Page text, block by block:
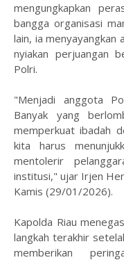
mengungkapkan
bangga organisasi
lain, ia menyayangkan
nyiakan perjuangan
Polri.
"Menjadi anggota
Banyak yang
memperkuat ibadah
kita harus
mentolerir
institusi," ujar Irjen
Kamis (29/01/2026).
Kapolda Riau
langkah terakhir
memberikan